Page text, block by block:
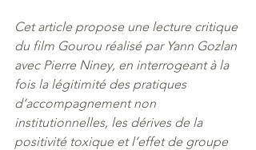
Cet article propose une lecture critique
du film Gourou réalisé par Yann Gozlan
avec Pierre Niney, en interrogeant à la
fois la légitimité des pratiques
d’accompagnement non
institutionnelles, les dérives de la
positivité toxique et l’effet de groupe